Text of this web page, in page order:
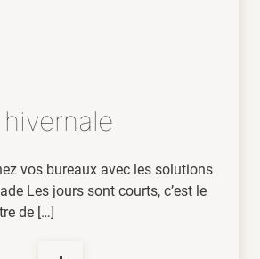
vos bureaux avec les solutions
Les jours sont courts, c’est le
de […]